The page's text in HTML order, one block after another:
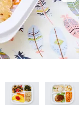
制限食
カロリー調整食
426円(1食分/税込)